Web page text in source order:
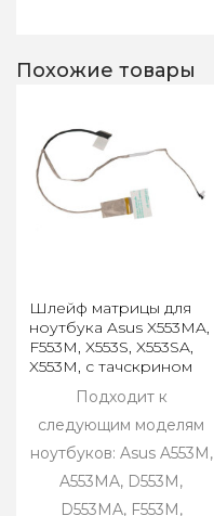
Похожие товары
Шлейф матрицы для
ноутбука Asus X553MA,
F553M, X553S, X553SA,
X553M, с тачскрином
Подходит к
следующим моделям
ноутбуков: Asus A553M,
A553MA, D553M,
D553MA, F553M,